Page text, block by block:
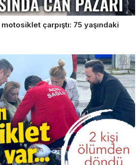
çarpıştı: 75 yaşındaki